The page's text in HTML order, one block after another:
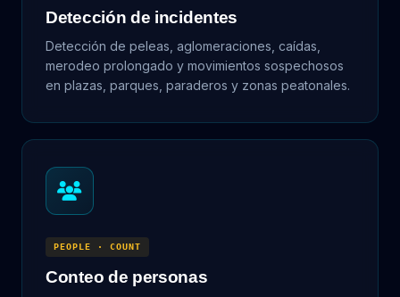
Detección de incidentes
Detección de peleas, aglomeraciones, caídas,
merodeo prolongado y movimientos sospechosos
en plazas, parques, paraderos y zonas peatonales.
PEOPLE · COUNT
Conteo de personas